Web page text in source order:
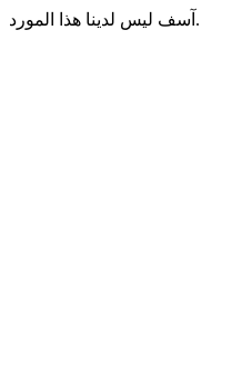
آسف ليس لدينا هذا المورد.